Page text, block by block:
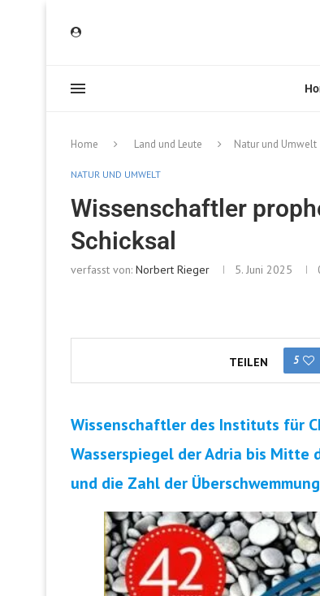
Home Land und Leute Natur und Umwelt
NATUR UND UMWELT
Wissenschaftler
Schicksal
verfasst von: Norbert Rieger 5. Juni 2025
TEILEN 5
Wissenschaftler des Instituts für
Wasserspiegel der Adria bis Mitte
und die Zahl der